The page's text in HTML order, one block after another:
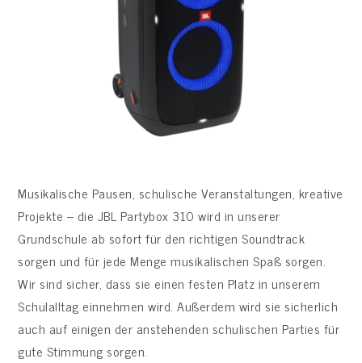
Musikalische Pausen, schulische Veranstaltungen, kreative
Projekte – die JBL Partybox 310 wird in unserer
Grundschule ab sofort für den richtigen Soundtrack
sorgen und für jede Menge musikalischen Spaß sorgen.
Wir sind sicher, dass sie einen festen Platz in unserem
Schulalltag einnehmen wird. Außerdem wird sie sicherlich
auch auf einigen der anstehenden schulischen Parties für
gute Stimmung sorgen.